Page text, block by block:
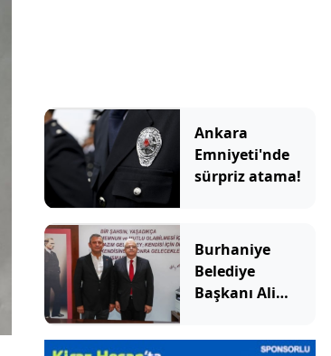
Ankara
Emniyeti'nde
sürpriz atama!
Burhaniye
Belediye
Başkanı Ali
Yeni Parti'ye